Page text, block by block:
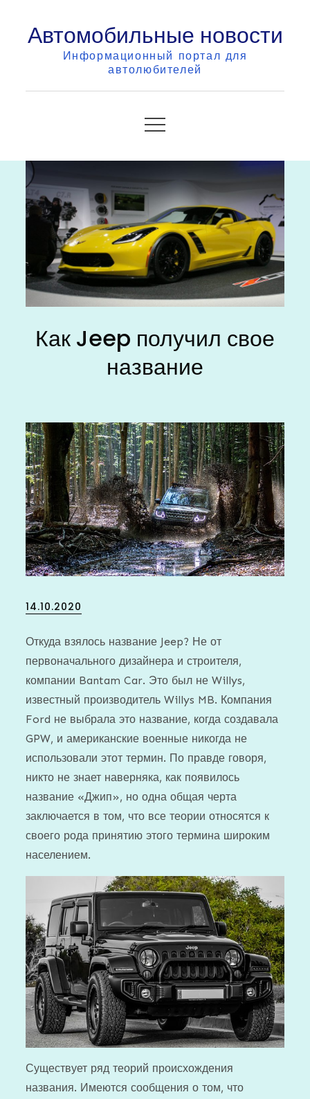
contentАвтомобильные новости
Информационный портал для
автолюбителей
Как Jeep получил свое
название
Posted
14.10.2020
Откуда взялось название Jeep? Не от
первоначального дизайнера и строителя,
компании Bantam Car. Это был не Willys,
известный производитель Willys MB. Компания
Ford не выбрала это название, когда создавала
GPW, и американские военные никогда не
использовали этот термин. По правде говоря,
никто не знает наверняка, как появилось
название «Джип», но одна общая черта
заключается в том, что все теории относятся к
своего рода принятию этого термина широким
населением.
Существует ряд теорий происхождения
названия. Имеются сообщения о том, что